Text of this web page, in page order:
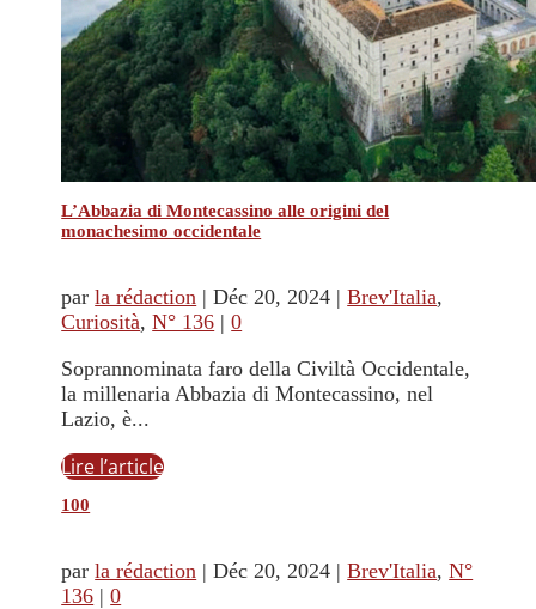
L’Abbazia di Montecassino alle origini del
monachesimo occidentale
parla rédaction |Déc 20, 2024 |Brev'Italia,
Curiosità,N° 136 |0
Soprannominata faro della Civiltà Occidentale,
la millenaria Abbazia di Montecassino, nel
Lazio, è...
Lire l’article
100
parla rédaction |Déc 20, 2024 |Brev'Italia,N°
136 |0